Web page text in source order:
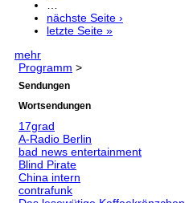
nächste Seite ›
letzte Seite »
mehr
Programm >
Sendungen
Wortsendungen
17grad
A-Radio Berlin
bad news entertainment
Blind Pirate
China intern
contrafunk